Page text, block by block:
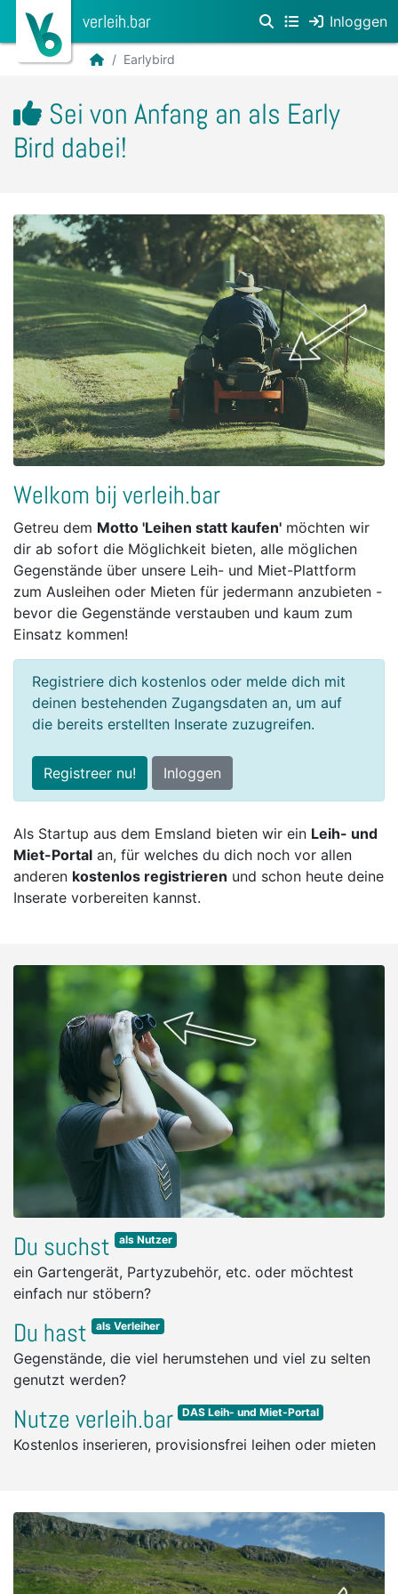
verleih.bar Inloggen
Earlybird
Sei von Anfang an als Early
Bird dabei!
Welkom bij verleih.bar
Getreu dem Motto 'Leihen statt kaufen' möchten wir
dir ab sofort die Möglichkeit bieten, alle möglichen
Gegenstände über unsere Leih- und Miet-Plattform
zum Ausleihen oder Mieten für jedermann anzubieten -
bevor die Gegenstände verstauben und kaum zum
Einsatz kommen!
Registriere dich kostenlos oder melde dich mit
deinen bestehenden Zugangsdaten an, um auf
die bereits erstellten Inserate zuzugreifen.
Registreer nu! Inloggen
Als Startup aus dem Emsland bieten wir ein Leih- und
Miet-Portal an, für welches du dich noch vor allen
anderen kostenlos registrieren und schon heute deine
Inserate vorbereiten kannst.
Du suchst als Nutzer
ein Gartengerät, Partyzubehör, etc. oder möchtest
einfach nur stöbern?
Du hast als Verleiher
Gegenstände, die viel herumstehen und viel zu selten
genutzt werden?
Nutze verleih.bar DAS Leih- und Miet-Portal
Kostenlos inserieren, provisionsfrei leihen oder mieten